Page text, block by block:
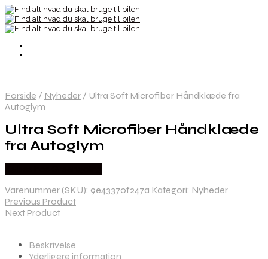
Forside / Nyheder / Ultra Soft Microfiber Håndklæde fra
Autoglym
Ultra Soft Microfiber Håndklæde
fra Autoglym
Varenummer (SKU): 9e43370f247a Kategori: Nyheder
Previous Product
Next Product
Beskrivelse
Yderligere information